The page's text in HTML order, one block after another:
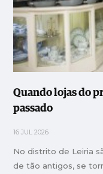
Quando lojas do
passado
16 JUL 2026
No distrito de Leiria
de tão antigos, se